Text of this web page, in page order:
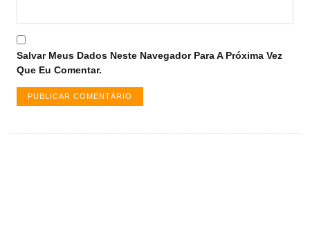
Salvar Meus Dados Neste Navegador Para A Próxima Vez
Que Eu Comentar.